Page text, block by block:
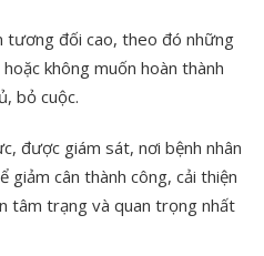
tương đối cao, theo đó những
không muốn hoàn thành
bỏ cuộc.
được giám sát, nơi bệnh nhân
cân thành công, cải thiện
tâm trạng và quan trọng nhất